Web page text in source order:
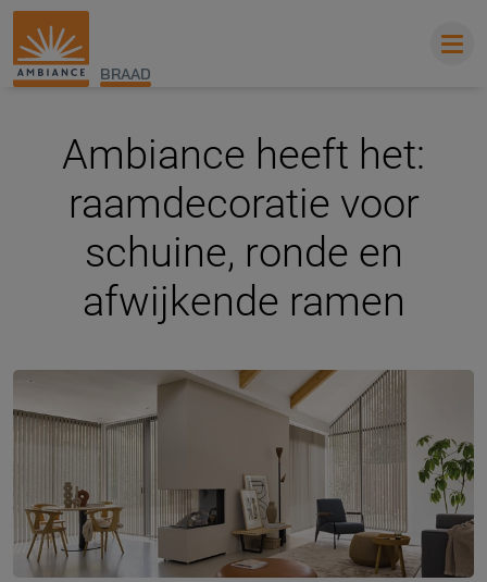
BRAAD
Ambiance heeft het:
raamdecoratie voor
schuine, ronde en
afwijkende ramen